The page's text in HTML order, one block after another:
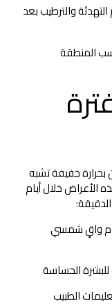
والترطيب بعد
حسب المنطقة
خفيفة تشبه
خلال أيام
شمسي
الحساسة